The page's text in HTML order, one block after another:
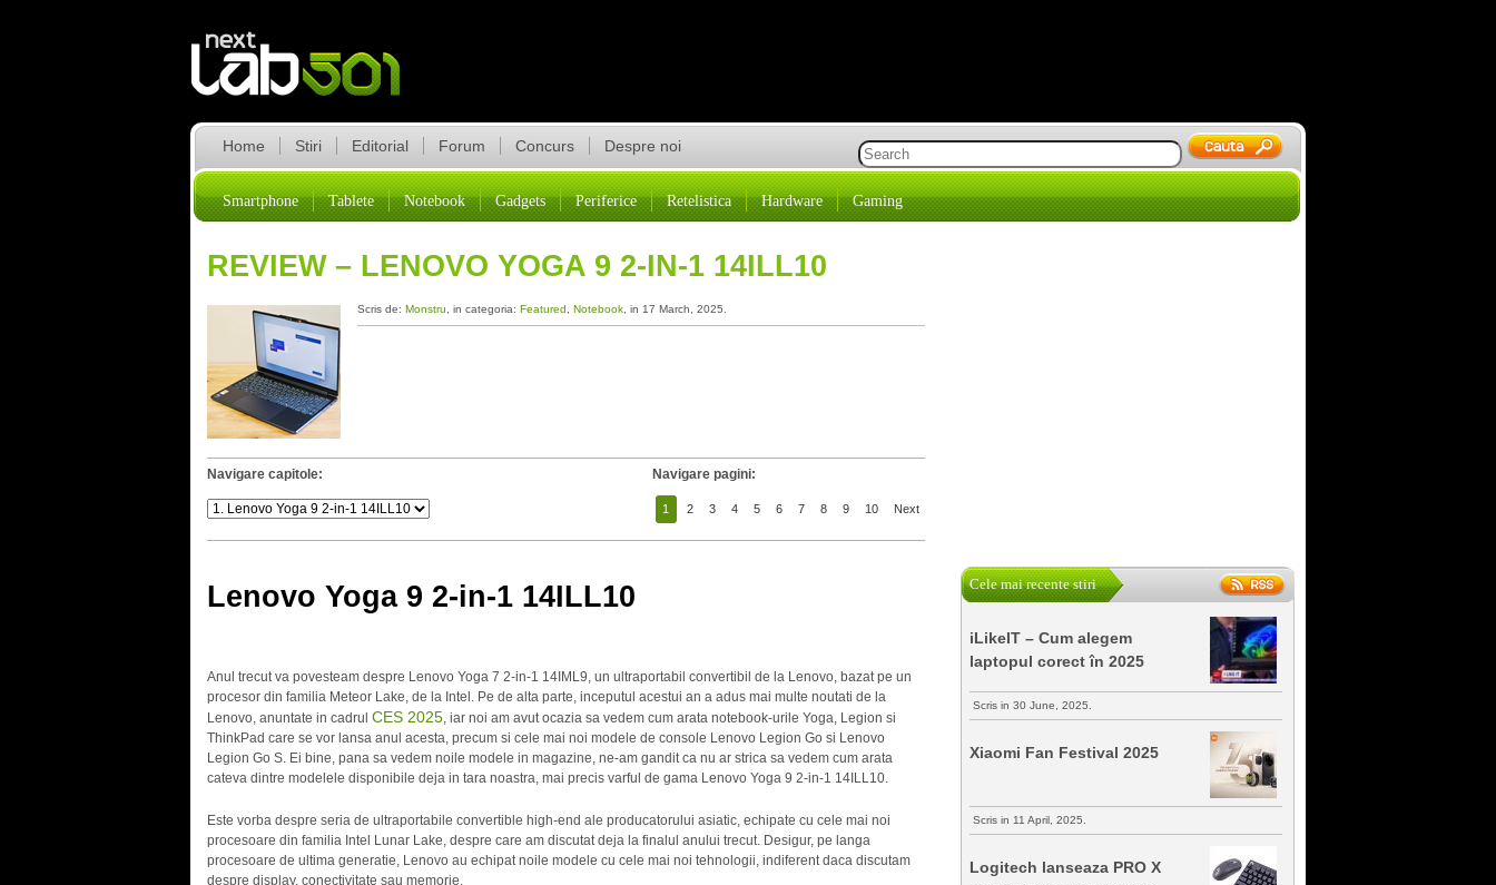
Home Stiri Editorial Forum Concurs Despre noi
Smartphone Tablete Notebook Gadgets Periferice Retelistica Hardware Gaming
REVIEW – LENOVO YOGA 9 2-IN-1 14ILL10
Scris de: Monstru , in categoria: Featured Notebook , in 17 March, 2025.
Navigare capitole: Navigare pagini:
1 2 3 4 5 6 7 8 9 10 Next
Lenovo Yoga 9 2-in-1 14ILL10
Anul trecut va povesteam despre Lenovo Yoga 7 2-in-1 14IML9, un ultraportabil convertibil de la Lenovo, bazat pe un
procesor din familia Meteor Lake, de la Intel. Pe de alta parte, inceputul acestui an a adus mai multe noutati de la
Lenovo, anuntate in cadrul CES 2025 , iar noi am avut ocazia sa vedem cum arata notebook-urile Yoga, Legion si
ThinkPad care se vor lansa anul acesta, precum si cele mai noi modele de console Lenovo Legion Go si Lenovo
Legion Go S. Ei bine, pana sa vedem noile modele in magazine, ne-am gandit ca nu ar strica sa vedem cum arata
cateva dintre modelele disponibile deja in tara noastra, mai precis varful de gama Lenovo Yoga 9 2-in-1 14ILL10.
Este vorba despre seria de ultraportabile convertible high-end ale producatorului asiatic, echipate cu cele mai noi
procesoare din familia Intel Lunar Lake, despre care am discutat deja la finalul anului trecut. Desigur, pe langa
procesoare de ultima generatie, Lenovo au echipat noile modele cu cele mai noi tehnologii, indiferent daca discutam
despre display, conectivitate sau memorie.
Cele mai recente stiri
iLikeIT – Cum alegem
laptopul corect în 2025
Scris in 30 June, 2025.
Xiaomi Fan Festival 2025
Scris in 11 April, 2025.
Logitech lanseaza PRO X